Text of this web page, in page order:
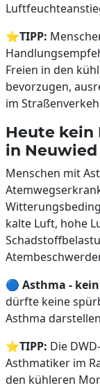
⭐TIPP:
Freien in den
bevorzugen,
im
Heute kein
in Neuwied
Menschen mit
kalte Luft, hohe
🔵 Asthma -
dürfte keine
Asthma
⭐TIPP: Die
Asthmatiker im
den kühleren